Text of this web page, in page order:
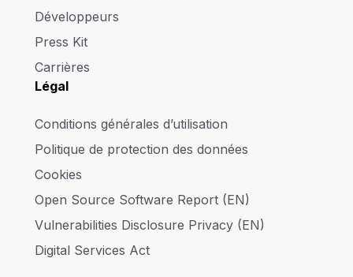
Développeurs
Press Kit
Carrières
Légal
Conditions générales d’utilisation
Politique de protection des données
Cookies
Open Source Software Report (EN)
Vulnerabilities Disclosure Privacy (EN)
Digital Services Act